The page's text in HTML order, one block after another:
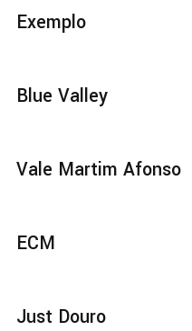
Exemplo
Blue Valley
Vale Martim Afonso
ECM
Just Douro